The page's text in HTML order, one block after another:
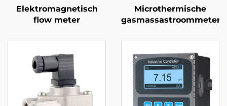
Elektromagnetisch
flow meter
Microthermische
gasmassastroommeter